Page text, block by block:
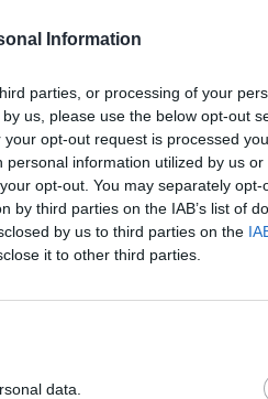
Information
parties, or processing of your
us, please use the below opt-out
opt-out request is processed
information utilized by us or
opt-out. You may separately opt-
by third parties on the IAB’s list of
by us to third parties on the
it to other third parties.
data.